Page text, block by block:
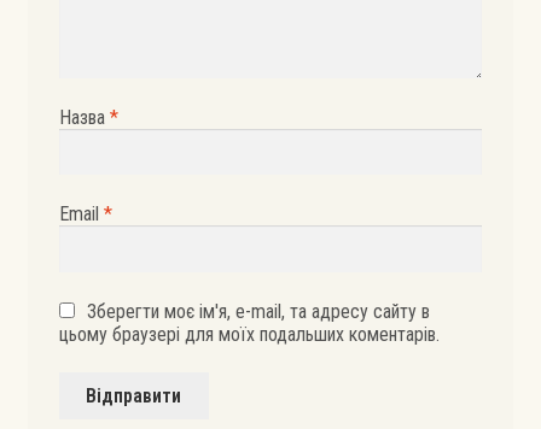
Назва *
Email *
Зберегти моє ім'я, e-mail, та адресу сайту в
цьому браузері для моїх подальших коментарів.